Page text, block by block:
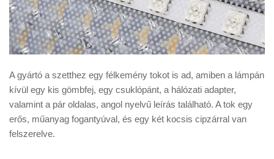
A gyártó a szetthez egy félkemény tokot is ad, amiben a lámpán
kívül egy kis gömbfej, egy csuklópánt, a hálózati adapter,
valamint a pár oldalas, angol nyelvű leírás található. A tok egy
erős, műanyag fogantyúval, és egy két kocsis cipzárral van
felszerelve.